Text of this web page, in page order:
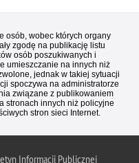
osób, wobec których organy
zgodę na publikację listu
osób poszukiwanych i
umieszczanie na innych niż
jednak w takiej sytuacji
spoczywa na administratorze
związane z publikowaniem
stronach innych niż policyjne
stron sieci Internet.
Informacji Publicznej